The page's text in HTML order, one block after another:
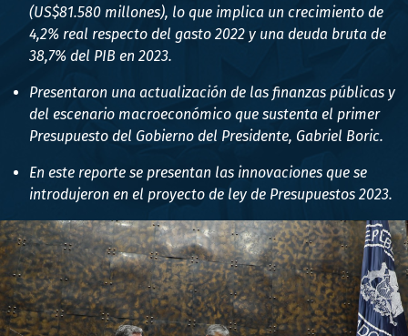
(US$81.580 millones), lo que implica un crecimiento de
4,2% real respecto del gasto 2022 y una deuda bruta de
38,7% del PIB en 2023.
Presentaron una actualización de las finanzas públicas y
del escenario macroeconómico que sustenta el primer
Presupuesto del Gobierno del Presidente, Gabriel Boric.
En este reporte se presentan las innovaciones que se
introdujeron en el proyecto de ley de Presupuestos 2023.